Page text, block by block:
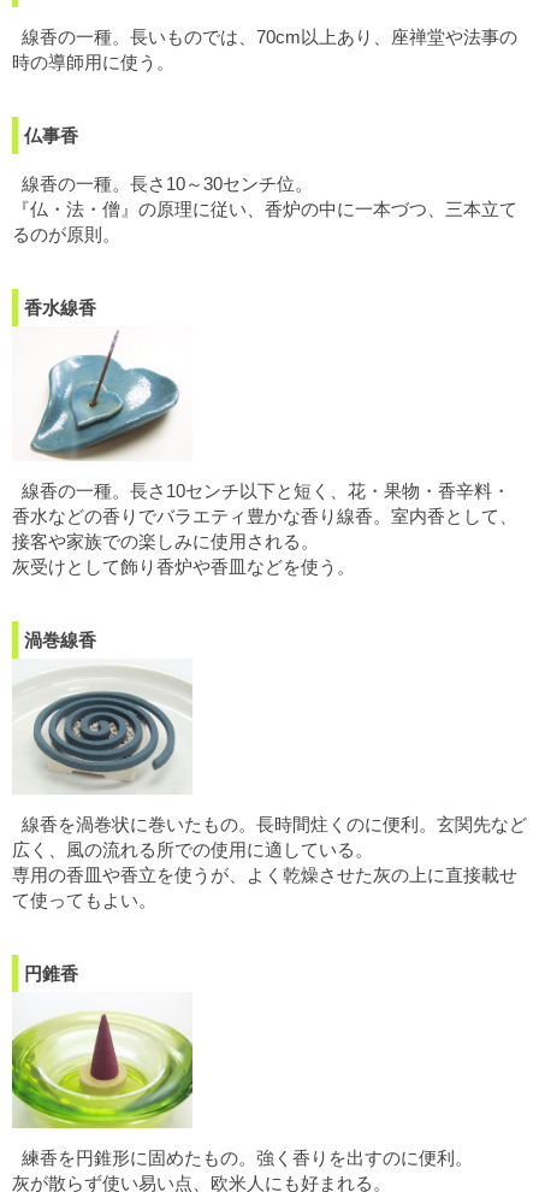
線香の一種。長いものでは、70cm以上あり、座禅堂や法事の
時の導師用に使う。
仏事香
線香の一種。長さ10～30センチ位。
『仏・法・僧』の原理に従い、香炉の中に一本づつ、三本立て
るのが原則。
香水線香
線香の一種。長さ10センチ以下と短く、花・果物・香辛料・
香水などの香りでバラエティ豊かな香り線香。室内香として、
接客や家族での楽しみに使用される。
灰受けとして飾り香炉や香皿などを使う。
渦巻線香
線香を渦巻状に巻いたもの。長時間炷くのに便利。玄関先など
広く、風の流れる所での使用に適している。
専用の香皿や香立を使うが、よく乾燥させた灰の上に直接載せ
て使ってもよい。
円錐香
練香を円錐形に固めたもの。強く香りを出すのに便利。
灰が散らず使い易い点、欧米人にも好まれる。